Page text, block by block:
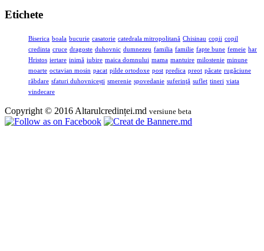
Etichete
Biserica boala bucurie casatorie catedrala mitropolitană Chisinau copii copil
credinta cruce dragoste duhovnic dumnezeu familia familie fapte bune femeie har
Hristos iertare inimă iubire maica domnului mama mantuire milostenie minune
moarte octavian mosin pacat pilde ortodoxe post predica preot păcate rugăciune
răbdare sfaturi duhovnicești smerenie spovedanie suferinţă suflet tineri viata
vindecare
Copyright © 2016 Altarulcredinței.md versiune beta